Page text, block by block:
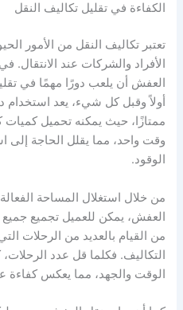
الكفاءة في تقليل تكاليف النقل
تعتبر تكاليف النقل من الأمور
الأفراد والشركات عند الانتقال.
العفش أن يلعب دورًا مهمًا في
أولاً وقبل كل شيء، يعد استخدام
ممتازًا، حيث يمكنه تحميل كميات
وقت واحد، مما يقلل الحاجة إلى
الوقود.
من خلال استغلال المساحة
العفش، يمكن للعميل تجميع جميع
من القيام بالعديد من الرحلات
التكاليف. فكلما قل عدد الرحلات،
الوقت والجهد، مما يعكس كفاءة